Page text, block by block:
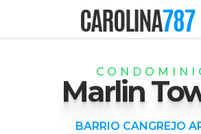
CAROLINA787
Marlin
BARRIO CANGREJO